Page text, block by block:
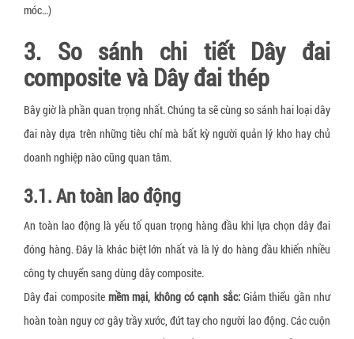
móc…)
3. So sánh chi tiết Dây đai
composite và Dây đai thép
Bây giờ là phần quan trọng nhất. Chúng ta sẽ cùng so sánh hai loại dây
đai này dựa trên những tiêu chí mà bất kỳ người quản lý kho hay chủ
doanh nghiệp nào cũng quan tâm.
3.1. An toàn lao động
An toàn lao động là yếu tố quan trọng hàng đầu khi lựa chọn dây đai
đóng hàng. Đây là khác biệt lớn nhất và là lý do hàng đầu khiến nhiều
công ty chuyển sang dùng dây composite.
Dây đai compositemềm mại, không có cạnh sắc:Giảm thiểu gần như
hoàn toàn nguy cơ gây trầy xước, đứt tay cho người lao động. Các cuộn